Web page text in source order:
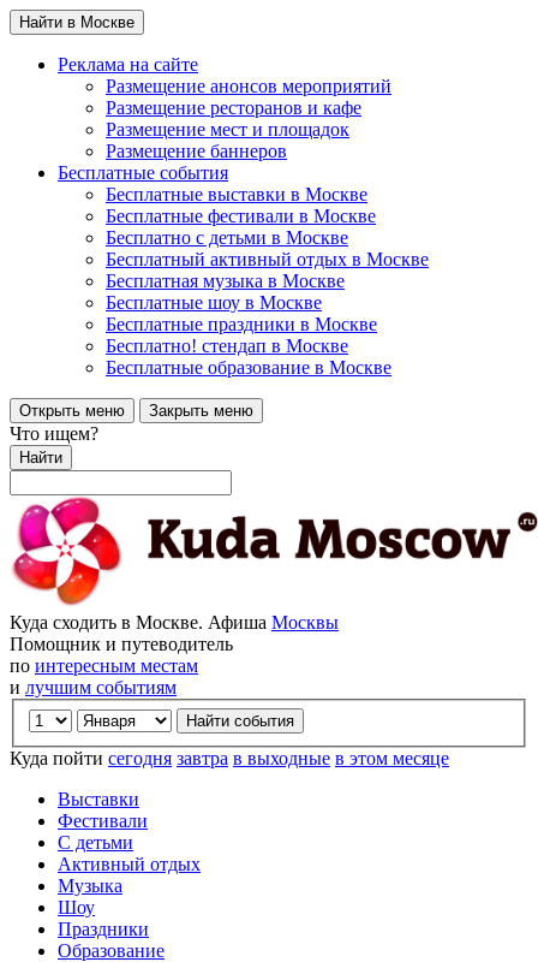
Найти в Москве
Реклама на сайте
Размещение анонсов мероприятий
Размещение ресторанов и кафе
Размещение мест и площадок
Размещение баннеров
Бесплатные события
Бесплатные выставки в Москве
Бесплатные фестивали в Москве
Бесплатно с детьми в Москве
Бесплатный активный отдых в Москве
Бесплатная музыка в Москве
Бесплатные шоу в Москве
Бесплатные праздники в Москве
Бесплатно! стендап в Москве
Бесплатные образование в Москве
Открыть меню Закрыть меню
Что ищем?
Найти
Куда сходить в Москве. Афиша Москвы
Помощник и путеводитель
по интересным местам
и лучшим событиям
Куда пойти сегодня завтра в выходные в этом месяце
Выставки
Фестивали
С детьми
Активный отдых
Музыка
Шоу
Праздники
Образование